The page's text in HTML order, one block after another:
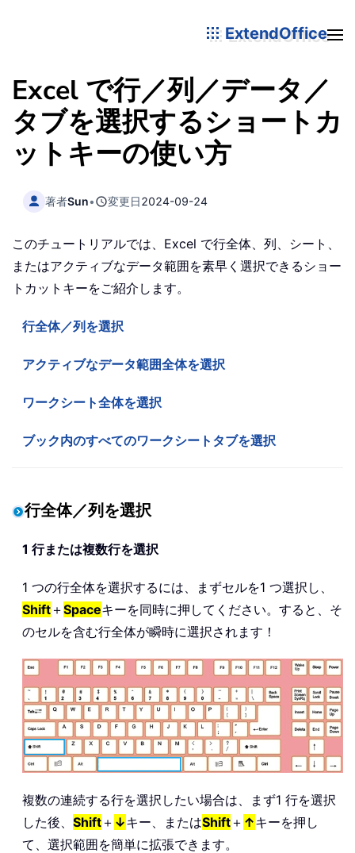
ExtendOffice
Excel で行／列／データ／
タブを選択するショートカ
ットキーの使い方
著者Sun• 変更日2024-09-24
このチュートリアルでは、Excel で行全体、列、シート、
またはアクティブなデータ範囲を素早く選択できるショー
トカットキーをご紹介します。
行全体／列を選択
アクティブなデータ範囲全体を選択
ワークシート全体を選択
ブック内のすべてのワークシートタブを選択
行全体／列を選択
1 行または複数行を選択
1 つの行全体を選択するには、まずセルを1 つ選択し、
Shift＋Spaceキーを同時に押してください。すると、そ
のセルを含む行全体が瞬時に選択されます！
複数の連続する行を選択したい場合は、まず1 行を選択
した後、 Shift＋ ↓キー、またはShift＋ ↑キーを押し
て、選択範囲を簡単に拡張できます。